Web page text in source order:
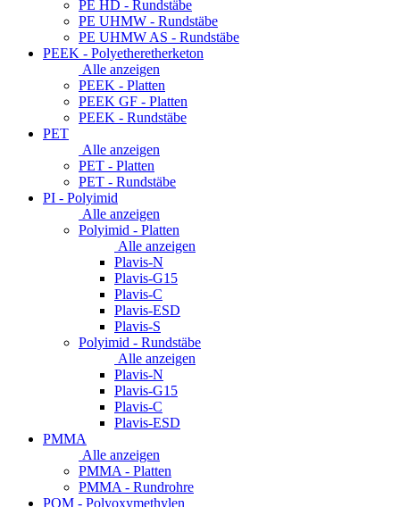
PE HD - Rundstäbe
PE UHMW - Rundstäbe
PE UHMW AS - Rundstäbe
PEEK - Polyetheretherketon
Alle anzeigen
PEEK - Platten
PEEK GF - Platten
PEEK - Rundstäbe
PET
Alle anzeigen
PET - Platten
PET - Rundstäbe
PI - Polyimid
Alle anzeigen
Polyimid - Platten
Alle anzeigen
Plavis-N
Plavis-G15
Plavis-C
Plavis-ESD
Plavis-S
Polyimid - Rundstäbe
Alle anzeigen
Plavis-N
Plavis-G15
Plavis-C
Plavis-ESD
PMMA
Alle anzeigen
PMMA - Platten
PMMA - Rundrohre
POM - Polyoxymethylen